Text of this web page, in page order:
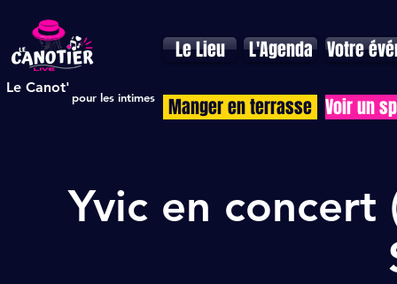
Le Canot'
pour les intimes
Le Lieu L'Agenda Votre
Manger en terrasse Voir un
Yvic en concert